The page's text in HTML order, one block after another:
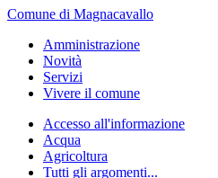
Comune di Magnacavallo
Amministrazione
Novità
Servizi
Vivere il comune
Accesso all'informazione
Acqua
Agricoltura
Tutti gli argomenti...